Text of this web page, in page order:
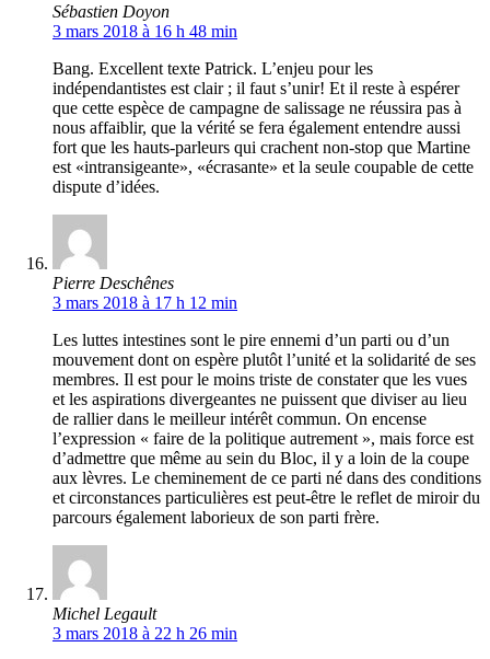
Sébastien Doyon
3 mars 2018 à 16 h 48 min
Bang. Excellent texte Patrick. L’enjeu pour les
indépendantistes est clair ; il faut s’unir! Et il reste à espérer
que cette espèce de campagne de salissage ne réussira pas à
nous affaiblir, que la vérité se fera également entendre aussi
fort que les hauts-parleurs qui crachent non-stop que Martine
est «intransigeante», «écrasante» et la seule coupable de cette
dispute d’idées.
Pierre Deschênes
3 mars 2018 à 17 h 12 min
Les luttes intestines sont le pire ennemi d’un parti ou d’un
mouvement dont on espère plutôt l’unité et la solidarité de ses
membres. Il est pour le moins triste de constater que les vues
et les aspirations divergeantes ne puissent que diviser au lieu
de rallier dans le meilleur intérêt commun. On encense
l’expression « faire de la politique autrement », mais force est
d’admettre que même au sein du Bloc, il y a loin de la coupe
aux lèvres. Le cheminement de ce parti né dans des conditions
et circonstances particulières est peut-être le reflet de miroir du
parcours également laborieux de son parti frère.
Michel Legault
3 mars 2018 à 22 h 26 min